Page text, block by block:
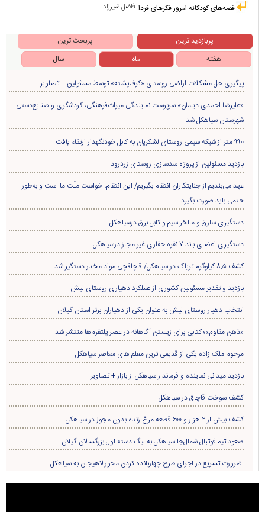
فاضل شیرزاد قصه‌های کودکانه امروز فکرهای فردا
پربازدید ترین
پربحث ترین
هفته
ماه سال
پیگیری حل مشکلات اراضی روستای «کرف‌پشته» توسط مسئولین + تصاویر
«علیرضا احمدی دیلمان» سرپرست نمایندگی میراث‌فرهنگی، گردشگری و صنایع‌دستی
شهرستان سیاهکل شد
۹۹۰ متر از شبکه سیمی روستای لشکریان به کابل خودنگهدار ارتقاء یافت
بازدید مسئولین از پروژه سدسازی روستای زردرود
عهد می‌بندیم از جنایتکاران انتقام بگیریم/ این انتقام، خواست ملّت ما است و به‌طور
حتمی باید صورت بگیرد
دستگیری سارق و مالخر سیم و کابل برق درسیاهکل
دستگیری اعضای باند ۷ نفره حفاری غير مجاز درسیاهکل
کشف ۸.۵ کیلوگرم تریاک در سیاهکل/ قاچاقچی مواد مخدر دستگیر شد
بازدید و تقدیر مسئولین کشوری از عملکرد دهیاری روستای لیش
انتخاب دهیار روستای لیش به عنوان یکی از دهیاران برتر استان گیلان
«ذهن مقاوم»؛ کتابی برای زیستن آگاهانه در عصر پلتفرم‌ها منتشر شد
مرحوم ملک زاده یکی از قدیمی ترین معلم های معاصر سیاهکل
بازدید میدانی نماینده و فرماندار سیاهکل از بازار + تصاویر
کشف سوخت قاچاق در سياهکل
کشف بیش از ۲ هزار و ۶۰۰ قطعه مرغ زنده بدون مجوز در سیاهکل
صعود تیم فوتبال شمال‌جا‌ سیاهکل به لیگ دسته اول بزرگسالان گیلان
ضرورت تسریع در اجرای طرح چهاربانده کردن محور لاهیجان به سیاهکل